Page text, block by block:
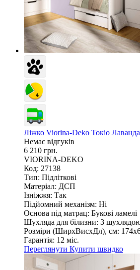
Ліжко Viorina-Deko Токіо Лаванда
Немає відгуків
6 210 грн.
VIORINA-DEKO
Код: 27138
Тип: Підліткові
Матеріал: ДСП
Ізніжжя: Так
Підйомний механізм: Ні
Основа під матрац: Букові ламелі
Шухляда для білизни: З
Розміри (ШирxВисxДл), см:
Гарантія: 12 міс.
Переглянути Купити швидко